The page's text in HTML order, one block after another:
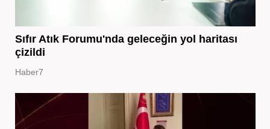
Sıfır Atık Forumu'nda geleceğin yol haritası
çizildi
Haber7